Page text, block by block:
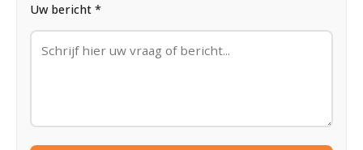
Uw bericht *